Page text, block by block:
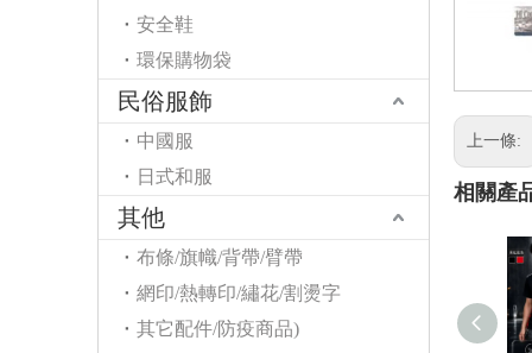
安全鞋
環保購物袋
民俗服飾
中國服
日式和服
其他
布條/旗幟/背帶/臂帶
網印/熱轉印/繡花/割燙字
其它配件/防疫商品)
上一條:
相關產